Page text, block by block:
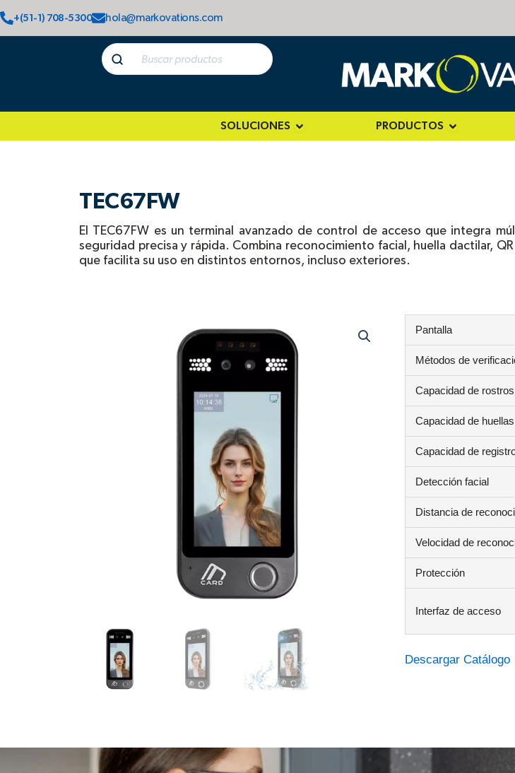
al
+(51-1) 708-5300 hola@markovations.com
SOLUCIONES Open SOLUCIONESPRODUCTOS Open
TEC67FW
El TEC67FW es un terminal avanzado de control de acceso que integra
seguridad precisa y rápida. Combina reconocimiento facial, huella dactilar,
que facilita su uso en distintos entornos, incluso exteriores.
Pantalla
Métodos de
Capacidad de rostros
Capacidad de huellas
Capacidad de
Detección facial
Distancia de
Velocidad de
Protección
Interfaz de acceso
Descargar Catálogo